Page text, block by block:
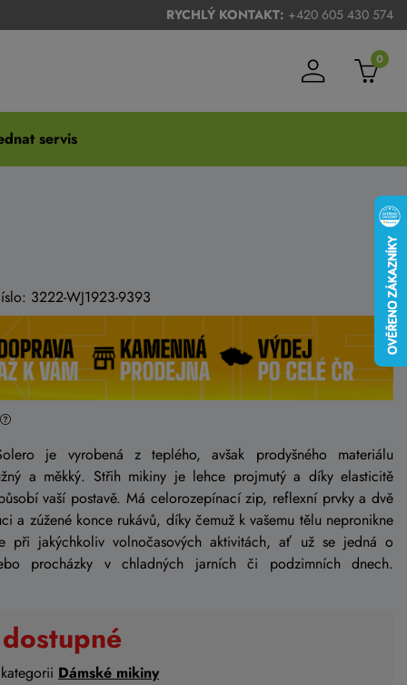
RYCHLÝ KONTAKT: +420 605 430 574
0
servis
3222-WJ1923-9393
je vyrobená z teplého, avšak prodyšného materiálu
a měkký. Střih mikiny je lehce projmutý a díky elasticitě
vaší postavě. Má celorozepínací zip, reflexní prvky a dvě
a zúžené konce rukávů, díky čemuž k vašemu tělu nepronikne
při jakýchkoliv volnočasových aktivitách, ať už se jedná o
procházky v chladných jarních či podzimních dnech.
Dámské mikiny